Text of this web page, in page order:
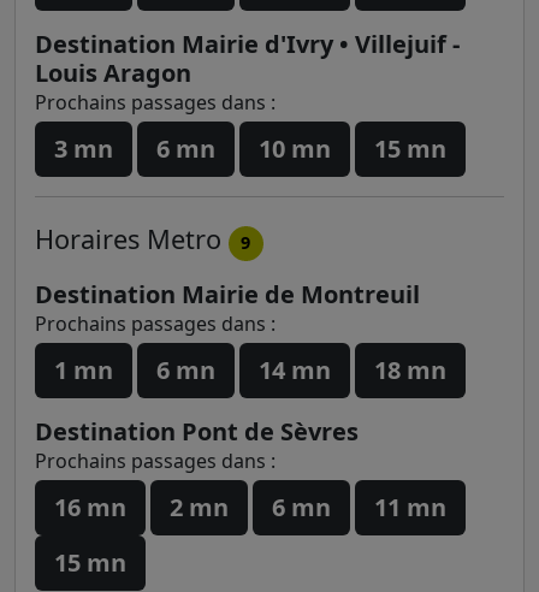
Destination Mairie d'Ivry • Villejuif -
Louis Aragon
Prochains passages dans :
3 mn 6 mn 10 mn 15 mn
Horaires Metro 9
Destination Mairie de Montreuil
Prochains passages dans :
1 mn 6 mn 14 mn
18 mn
Destination Pont de Sèvres
Prochains passages dans :
16 mn 2 mn 6 mn
11 mn
15 mn